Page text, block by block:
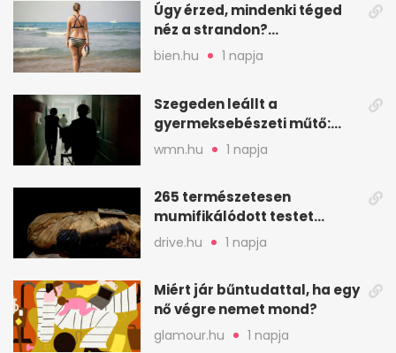
Úgy érzed, mindenki téged
néz a strandon?
Pszichológusok szerint más
áll a háttérben
bien.hu 1 napja
Szegeden leállt a
gyermeksebészeti műtő:
elfogytak a tartalékok
wmn.hu 1 napja
265 természetesen
mumifikálódott testet
találtak egy váci templom
drive.hu 1 napja
Miért jár bűntudattal, ha egy
nő végre nemet mond?
glamour.hu 1 napja